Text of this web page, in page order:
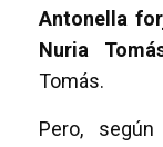
Antonella
Nuria
Tomás.
Pero,